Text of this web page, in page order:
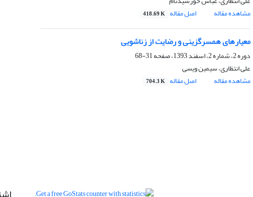
مشاهده مقاله
اصل مقاله 418.69 K
معیارهای همسرگزینی و رضایت از زناشویی
دوره 2، شماره 2، اسفند 1393، صفحه
31-68
علی انتظاری، سیمین ویسی
مشاهده مقاله
اصل مقاله 704.3 K